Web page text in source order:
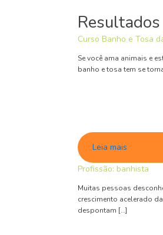
Curso Banho e Tosa
Se você ama animais e
banho e tosa tem se
Leia mais
Profissão: banhista
Muitas pessoas
crescimento acelerado
despontam […]